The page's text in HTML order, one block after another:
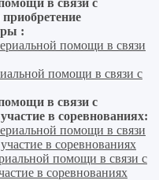
:
помощи в связи
помощи в связи с
в связи с
в соревнованиях:
помощи в связи
в соревнованиях
помощи в связи с
в соревнованиях